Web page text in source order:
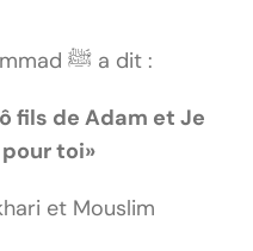
Le prophète Muhammad ﷺ a dit :
fils de Adam et Je
toi»
et Mouslim